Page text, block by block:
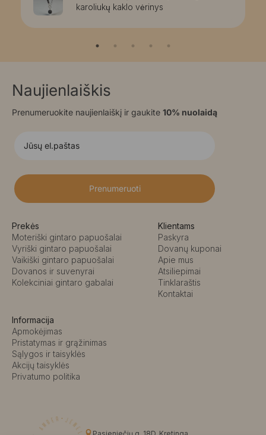
karoliukų kaklo vėrinys
Naujienlaiškis
Prenumeruokite naujienlaiškį ir gaukite 10% nuolaidą
Prenumeruoti
Prekės
Moteriški gintaro papuošalai
Vyriški gintaro papuošalai
Vaikiški gintaro papuošalai
Dovanos ir suvenyrai
Kolekciniai gintaro gabalai
Klientams
Paskyra
Dovanų kuponai
Apie mus
Atsiliepimai
Tinklaraštis
Kontaktai
Informacija
Apmokėjimas
Pristatymas ir grąžinimas
Sąlygos ir taisyklės
Akcijų taisyklės
Privatumo politika